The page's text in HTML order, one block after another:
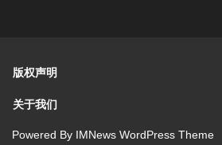
版权声明
关于我们
Powered By IMNews WordPress Theme